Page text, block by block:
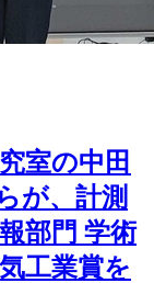
室の中田
が、計測
部門 学術
工業賞を